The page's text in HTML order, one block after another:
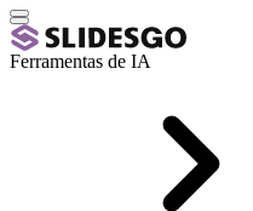
Ferramentas de IA